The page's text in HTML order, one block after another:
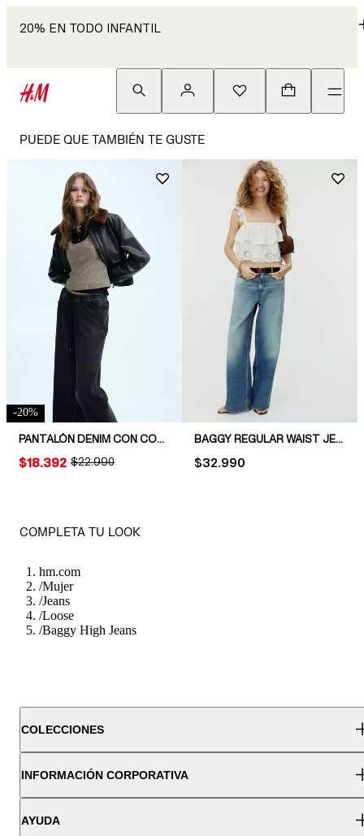
20% EN TODO INFANTIL
PUEDE QUE TAMBIÉN TE GUSTE
-20%
PANTALÓN DENIM CON CORDÓN DE AJUSTE
ORIGINAL PRICE:
$22.990
PRICE:
$18.392
BAGGY REGULAR WAIST JEANS
PRICE:
$32.990
COMPLETA TU LOOK
hm.com
/Mujer
/Jeans
/Loose
/Baggy High Jeans
COLECCIONES
INFORMACIÓN CORPORATIVA
AYUDA